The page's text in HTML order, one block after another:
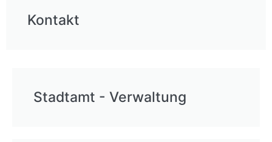
Kontakt
Stadtamt - Verwaltung